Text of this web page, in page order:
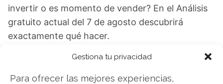
Gestiona tu privacidad
Para ofrecer las mejores experiencias,
invertir o es momento de vender? En el Análisis
gratuito actual del 7 de agosto descubrirá
exactamente qué hacer.
Palantir: ¿Comprar o vender?¡Lee más aquí!